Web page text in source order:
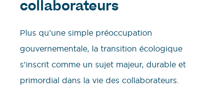
collaborateurs
Plus qu’une simple préoccupation
gouvernementale, la transition écologique
s’inscrit comme un sujet majeur, durable et
primordial dans la vie des collaborateurs.